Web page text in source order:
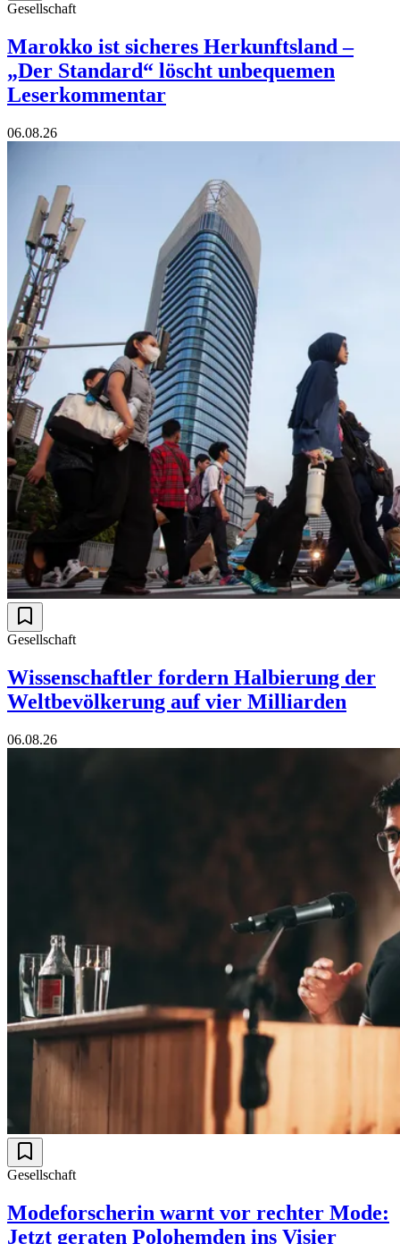
Gesellschaft
Marokko ist sicheres Herkunftsland –
„Der Standard“ löscht unbequemen
Leserkommentar
06.08.26
Gesellschaft
Wissenschaftler fordern Halbierung der
Weltbevölkerung auf vier Milliarden
06.08.26
Gesellschaft
Modeforscherin warnt vor rechter Mode:
Jetzt geraten Polohemden ins Visier